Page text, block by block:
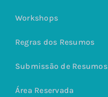
Workshops
Regras dos Resumos
Submissão de Resumos
Área Reservada